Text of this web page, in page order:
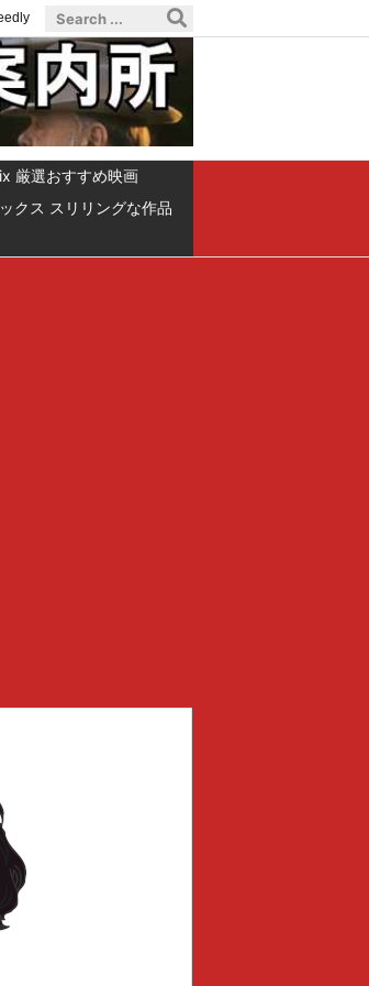
厳選おすすめ映画
クス スリリングな作品